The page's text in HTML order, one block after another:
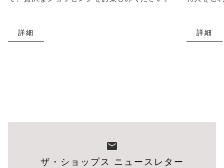
詳細 詳細
ザ・ショップス ニュースレター